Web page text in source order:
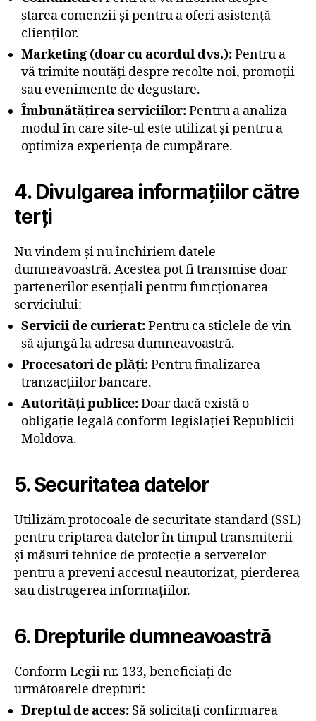
starea comenzii și pentru a oferi asistență
clienților.
Marketing (doar cu acordul dvs.):Pentru a
vă trimite noutăți despre recolte noi, promoții
sau evenimente de degustare.
Îmbunătățirea serviciilor:Pentru a analiza
modul în care site-ul este utilizat și pentru a
optimiza experiența de cumpărare.
4. Divulgarea informațiilor către
terți
Nu vindem și nu închiriem datele
dumneavoastră. Acestea pot fi transmise doar
partenerilor esențiali pentru funcționarea
serviciului:
Servicii de curierat:Pentru ca sticlele de vin
să ajungă la adresa dumneavoastră.
Procesatori de plăți:Pentru finalizarea
tranzacțiilor bancare.
Autorități publice:Doar dacă există o
obligație legală conform legislației Republicii
Moldova.
5. Securitatea datelor
Utilizăm protocoale de securitate standard (SSL)
pentru criptarea datelor în timpul transmiterii
și măsuri tehnice de protecție a serverelor
pentru a preveni accesul neautorizat, pierderea
sau distrugerea informațiilor.
6. Drepturile dumneavoastră
Conform Legii nr. 133, beneficiați de
următoarele drepturi:
Dreptul de acces: Să solicitați confirmarea